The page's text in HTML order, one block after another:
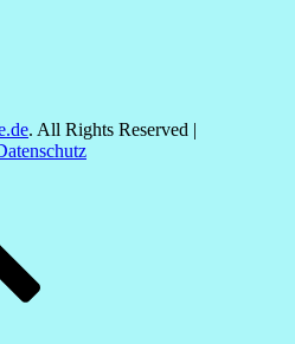
. All Rights Reserved |